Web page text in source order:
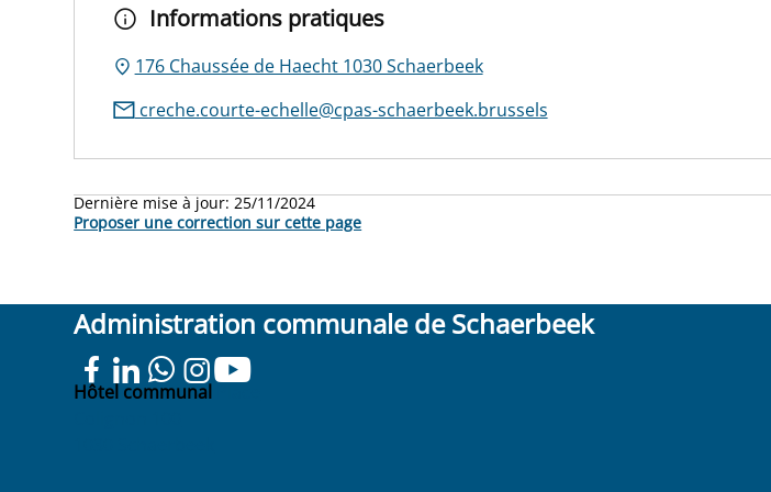
Informations pratiques
176 Chaussée de Haecht 1030 Schaerbeek
creche.courte-echelle@cpas-schaerbeek.brussels
Dernière mise à jour:25/11/2024
Proposer une correction sur cette page
Administration communale de Schaerbeek
Hôtel communal